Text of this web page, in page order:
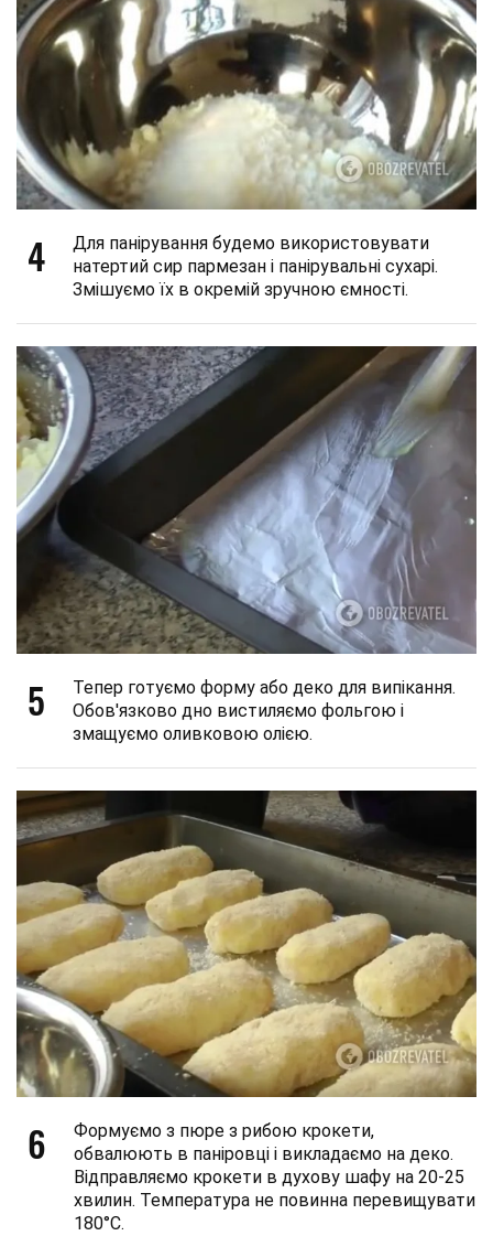
4
Для панірування будемо використовувати
натертий сир пармезан і панірувальні сухарі.
Змішуємо їх в окремій зручною ємності.
5
Тепер готуємо форму або деко для випікання.
Обов'язково дно вистиляємо фольгою і
змащуємо оливковою олією.
6
Формуємо з пюре з рибою крокети,
обвалюють в паніровці і викладаємо на деко.
Відправляємо крокети в духову шафу на 20-25
хвилин. Температура не повинна перевищувати
180°С.